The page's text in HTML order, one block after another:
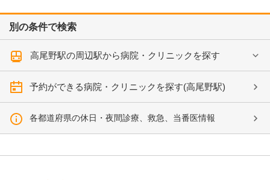
別の条件で検索
高尾野駅の周辺駅から病院・クリニックを探す
予約ができる病院・クリニックを探す(高尾野駅)
各都道府県の休日・夜間診療、救急、当番医情報